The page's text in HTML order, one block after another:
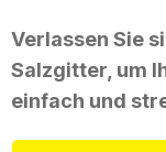
Verlassen Sie
Salzgitter, um
einfach und